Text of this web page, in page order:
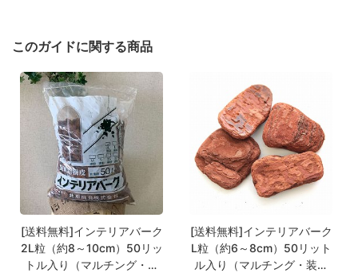
このガイドに関する商品
[送料無料]インテリアバーク
2L粒（約8～10cm）50リッ
トル入り（マルチング・装
[送料無料]インテリアバーク
L粒（約6～8cm）50リット
ル入り（マルチング・装飾